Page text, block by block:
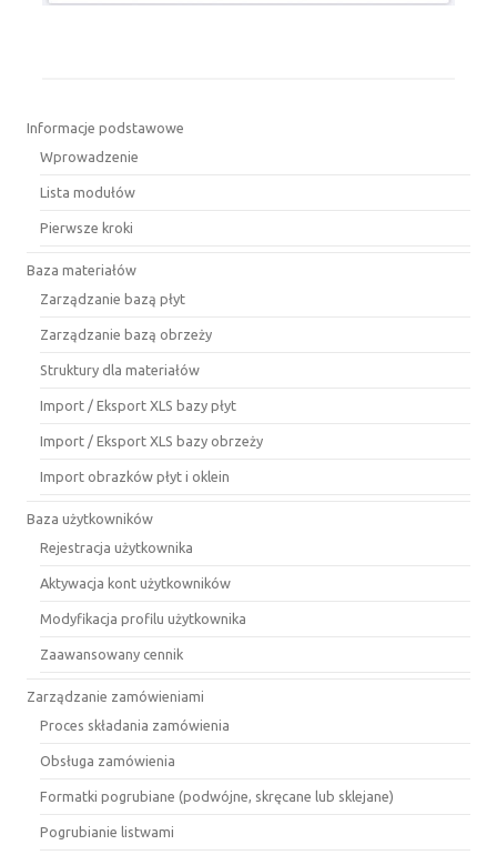
Informacje podstawowe
Wprowadzenie
Lista modułów
Pierwsze kroki
Baza materiałów
Zarządzanie bazą płyt
Zarządzanie bazą obrzeży
Struktury dla materiałów
Import / Eksport XLS bazy płyt
Import / Eksport XLS bazy obrzeży
Import obrazków płyt i oklein
Baza użytkowników
Rejestracja użytkownika
Aktywacja kont użytkowników
Modyfikacja profilu użytkownika
Zaawansowany cennik
Zarządzanie zamówieniami
Proces składania zamówienia
Obsługa zamówienia
Formatki pogrubiane (podwójne, skręcane lub sklejane)
Pogrubianie listwami